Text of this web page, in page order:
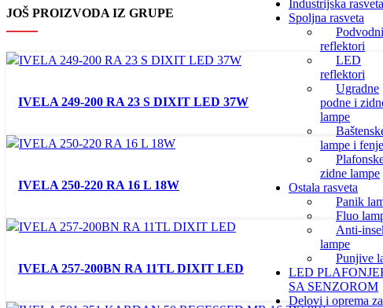
Industrijska rasveta
Spoljna rasveta
Podvodni
reflektori
LED
reflektori
Ugradne
podne i
lampe
lampe i
zidne lampe
Ostala rasveta
Panik
Fluo
Anti-
lampe
Punjive
LED
SA SENZOROM
Delovi i oprema za
JOŠ PROIZVODA IZ GRUPE
IVELA 249-200 RA 23 S DIXIT LED 37W
IVELA 250-220 RA 16 L 18W
IVELA 257-200BN RA 11TL DIXIT LED